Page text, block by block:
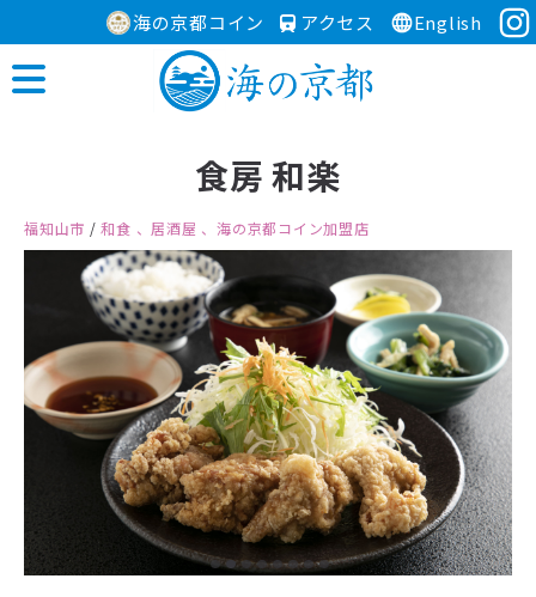
海の京都コイン アクセス English
食房 和楽
福知山市 /和食 、居酒屋 、海の京都コイン加盟店